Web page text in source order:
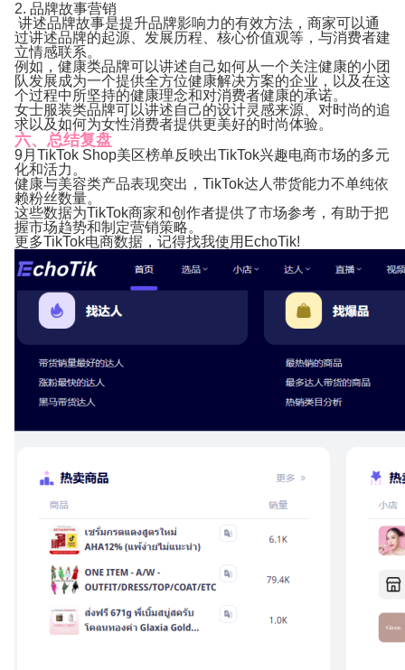
2. 品牌故事营销
讲述品牌故事是提升品牌影响力的有效方法，商家可以通
过讲述品牌的起源、发展历程、核心价值观等，与消费者建
立情感联系。
例如，健康类品牌可以讲述自己如何从一个关注健康的小团
队发展成为一个提供全方位健康解决方案的企业，以及在这
个过程中所坚持的健康理念和对消费者健康的承诺。
女士服装类品牌可以讲述自己的设计灵感来源、对时尚的追
求以及如何为女性消费者提供更美好的时尚体验。
六、总结复盘
9月TikTok Shop美区榜单反映出TikTok兴趣电商市场的多元
化和活力。
健康与美容类产品表现突出，TikTok达人带货能力不单纯依
赖粉丝数量。
这些数据为TikTok商家和创作者提供了市场参考，有助于把
握市场趋势和制定营销策略。
更多TikTok电商数据，记得找我使用EchoTik!